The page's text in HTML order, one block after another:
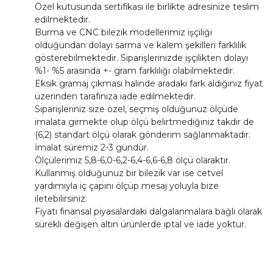
Özel kutusunda sertifikası ile birlikte adresinize teslim
edilmektedir.
Burma ve CNC bilezik modellerimiz işçiliği
olduğundan dolayı sarma ve kalem şekilleri farklılık
gösterebilmektedir. Siparişlerinizde işçilikten dolayı
%1- %5 arasında +- gram farklılığı olabilmektedir.
Eksik gramaj çıkması halinde aradaki fark aldığınız fiyat
üzerinden tarafınıza iade edilmektedir.
Siparişleriniz size özel, seçmiş olduğunuz ölçüde
imalata girmekte olup ölçü belirtmediğiniz takdir de
(6,2) standart ölçü olarak gönderim sağlanmaktadır.
İmalat süremiz 2-3 gündür.
Ölçülerimiz 5,8-6,0-6,2-6,4-6,6-6,8 ölçü olaraktır.
Kullanmış olduğunuz bir bilezik var ise cetvel
yardımıyla iç çapını ölçüp mesaj yoluyla bize
iletebilirsiniz.
Fiyatı finansal piyasalardaki dalgalanmalara bağlı olarak
sürekli değişen altın ürünlerde iptal ve iade yoktur.